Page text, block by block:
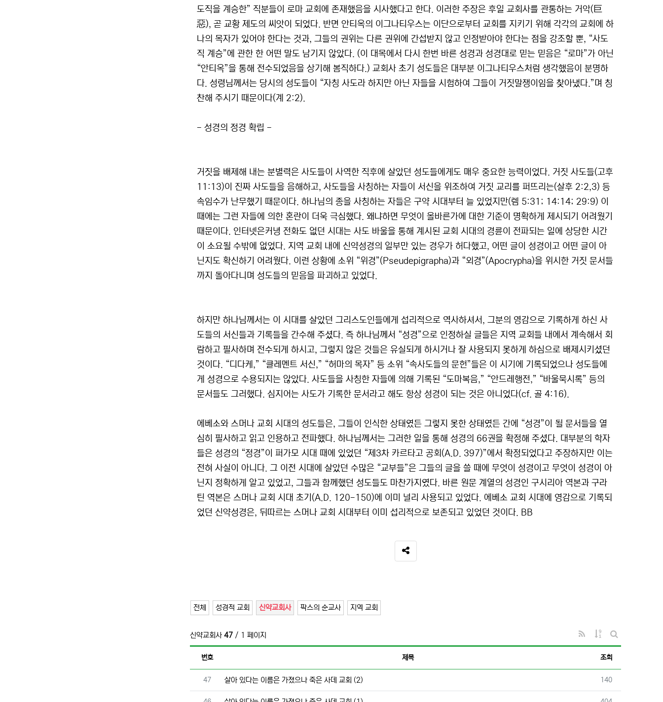
도직을 계승한” 직분들이 로마 교회에 존재했음을 시사했다고 한다. 이러한 주장은 후일 교회사를 관통하는 거악(巨
惡), 곧 교황 제도의 씨앗이 되었다. 반면 안티옥의 이그나티우스는 이단으로부터 교회를 지키기 위해 각각의 교회에 하
나의 목자가 있어야 한다는 것과, 그들의 권위는 다른 권위에 간섭받지 않고 인정받아야 한다는 점을 강조할 뿐, “사도
직 계승”에 관한 한 어떤 말도 남기지 않았다. (이 대목에서 다시 한번 바른 성경과 성경대로 믿는 믿음은 “로마”가 아닌
“안티옥”을 통해 전수되었음을 상기해 봄직하다.) 교회사 초기 성도들은 대부분 이그나티우스처럼 생각했음이 분명하
다. 성령님께서는 당시의 성도들이 “자칭 사도라 하지만 아닌 자들을 시험하여 그들이 거짓말쟁이임을 찾아냈다.”며 칭
찬해 주시기 때문이다(계 2:2).
- 성경의 정경 확립 -
거짓을 배제해 내는 분별력은 사도들이 사역한 직후에 살았던 성도들에게도 매우 중요한 능력이었다. 거짓 사도들(고후
11:13)이 진짜 사도들을 음해하고, 사도들을 사칭하는 자들이 서신을 위조하여 거짓 교리를 퍼뜨리는(살후 2:2,3) 등
속임수가 난무했기 때문이다. 하나님의 종을 사칭하는 자들은 구약 시대부터 늘 있었지만(렘 5:31; 14:14; 29:9) 이
때에는 그런 자들에 의한 혼란이 더욱 극심했다. 왜냐하면 무엇이 올바른가에 대한 기준이 명확하게 제시되기 어려웠기
때문이다. 인터넷은커녕 전화도 없던 시대는 사도 바울을 통해 계시된 교회 시대의 경륜이 전파되는 일에 상당한 시간
이 소요될 수밖에 없었다. 지역 교회 내에 신약성경의 일부만 있는 경우가 허다했고, 어떤 글이 성경이고 어떤 글이 아
닌지도 확신하기 어려웠다. 이런 상황에 소위 “위경”(Pseudepigrapha)과 “외경”(Apocrypha)을 위시한 거짓 문서들
까지 돌아다니며 성도들의 믿음을 파괴하고 있었다.
하지만 하나님께서는 이 시대를 살았던 그리스도인들에게 섭리적으로 역사하셔서, 그분의 영감으로 기록하게 하신 사
도들의 서신들과 기록들을 간수해 주셨다. 즉 하나님께서 “성경”으로 인정하실 글들은 지역 교회들 내에서 계속해서 회
람하고 필사하며 전수되게 하시고, 그렇지 않은 것들은 유실되게 하시거나 잘 사용되지 못하게 하심으로 배제시키셨던
것이다. “디다케,” “클레멘트 서신,” “허마의 목자” 등 소위 “속사도들의 문헌”들은 이 시기에 기록되었으나 성도들에
게 성경으로 수용되지는 않았다. 사도들을 사칭한 자들에 의해 기록된 “도마복음,” “안드레행전,” “바울묵시록” 등의
문서들도 그러했다. 심지어는 사도가 기록한 문서라고 해도 항상 성경이 되는 것은 아니었다(cf. 골 4:16).
에베소와 스머나 교회 시대의 성도들은, 그들이 인식한 상태였든 그렇지 못한 상태였든 간에 “성경”이 될 문서들을 열
심히 필사하고 읽고 인용하고 전파했다. 하나님께서는 그러한 일을 통해 성경의 66권을 확정해 주셨다. 대부분의 학자
들은 성경의 “정경”이 퍼가모 시대 때에 있었던 “제3차 카르타고 공회(A.D. 397)”에서 확정되었다고 주장하지만 이는
전혀 사실이 아니다. 그 이전 시대에 살았던 수많은 “교부들”은 그들의 글을 쓸 때에 무엇이 성경이고 무엇이 성경이 아
닌지 정확하게 알고 있었고, 그들과 함께했던 성도들도 마찬가지였다. 바른 원문 계열의 성경인 구시리아 역본과 구라
틴 역본은 스머나 교회 시대 초기(A.D. 120-150)에 이미 널리 사용되고 있었다. 에베소 교회 시대에 영감으로 기록되
었던 신약성경은, 뒤따르는 스머나 교회 시대부터 이미 섭리적으로 보존되고 있었던 것이다. BB
SNS 공유
전체 성경적 교회 신약교회사 팍스의 순교사 지역 교회
신약교회사 47 / 1 페이지 RSS
게시물 정렬
게시판 검색
번호
제목 조회
번호
47 살아 있다는 이름은 가졌으나 죽은 사데 교회 (2) 조회
140